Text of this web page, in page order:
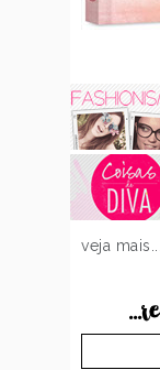
veja mais...